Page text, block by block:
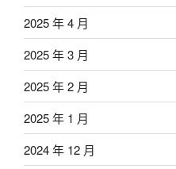
2025 年 4 月
2025 年 3 月
2025 年 2 月
2025 年 1 月
2024 年 12 月